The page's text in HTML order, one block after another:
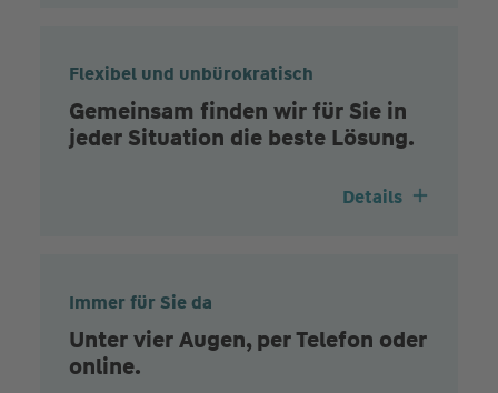
Flexibel und unbürokratisch
Gemeinsam finden wir für Sie in
jeder Situation die beste Lösung.
Details
Immer für Sie da
Unter vier Augen, per Telefon oder
online.